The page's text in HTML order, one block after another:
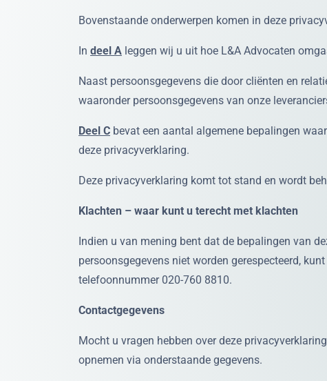
Bovenstaande onderwerpen komen in deze
In deel A leggen wij u uit hoe L&A Advocaten
Naast persoonsgegevens die door cliënten en
waaronder persoonsgegevens van onze
Deel C bevat een aantal algemene bepalingen
deze privacyverklaring.
Deze privacyverklaring komt tot stand en wordt
Klachten – waar kunt u terecht met klachten
Indien u van mening bent dat de bepalingen van
persoonsgegevens niet worden gerespecteerd,
telefoonnummer 020-760 8810.
Contactgegevens
Mocht u vragen hebben over deze
opnemen via onderstaande gegevens.